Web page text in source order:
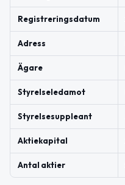
Registreringsdatum
Adress
Ägare
Styrelseledamot
Styrelsesuppleant
Aktiekapital
Antal aktier